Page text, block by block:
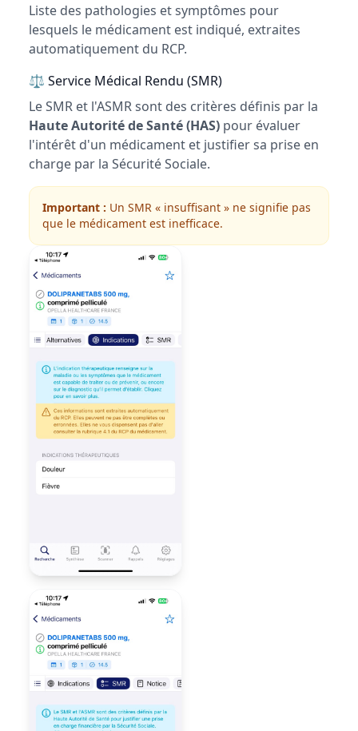
Liste des pathologies et symptômes pour
lesquels le médicament est indiqué, extraites
automatiquement du RCP.
⚖ Service Médical Rendu (SMR)
Le SMR et l'ASMR sont des critères définis par la
Haute Autorité de Santé (HAS) pour évaluer
l'intérêt d'un médicament et justifier sa prise en
charge par la Sécurité Sociale.
Important : Un SMR « insuffisant » ne signifie pas
que le médicament est inefficace.